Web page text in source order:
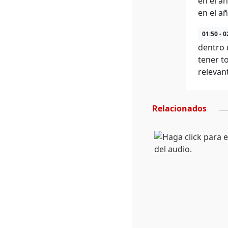
en el
01:50 -
dentro
tener
Relacionados